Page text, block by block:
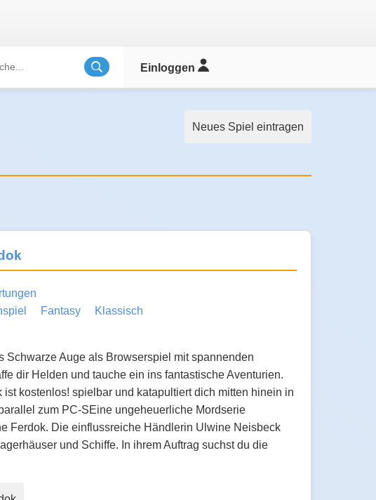
Einloggen
Neues Spiel eintragen
Fantasy Klassisch
Schwarze Auge als Browserspiel mit spannenden
dir Helden und tauche ein ins fantastische Aventurien.
ist kostenlos! spielbar und katapultiert dich mitten hinein in
zum PC-SEine ungeheuerliche Mordserie
Ferdok. Die einflussreiche Händlerin Ulwine Neisbeck
und Schiffe. In ihrem Auftrag suchst du die